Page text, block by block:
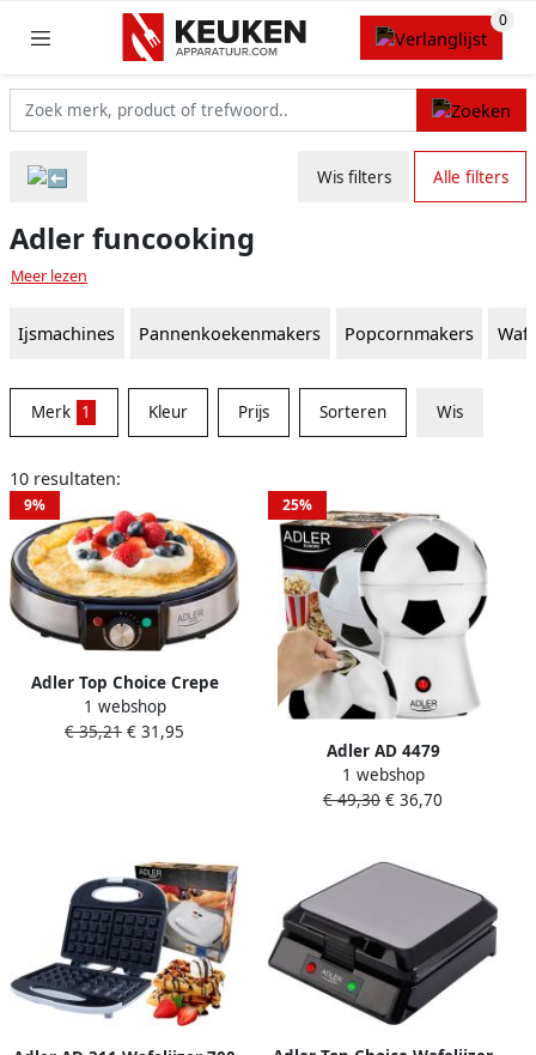
Wis filters Alle filters
Adler funcooking
Meer lezen
Ijsmachines Pannenkoekenmakers Popcornmakers
Merk 1 Kleur Prijs Sorteren Wis
10 resultaten:
9%
Adler Top Choice Crepe
maker Elektrische
pannenkoeken maker 30 cm
1 webshop
€ 35,21 € 31,95
25%
Adler AD 4479
Popcornmachine voetbal
1 webshop
€ 49,30 € 36,70